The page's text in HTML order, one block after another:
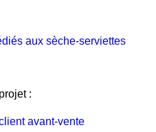
aux sèche-serviettes
:
avant-vente